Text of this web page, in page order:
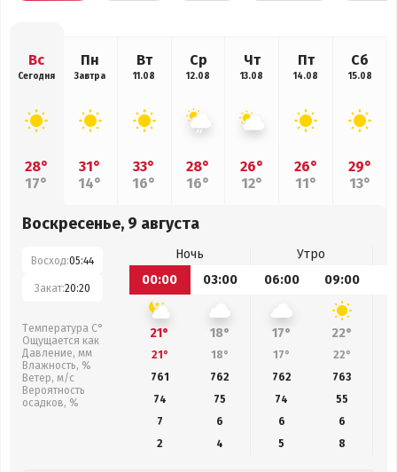
Вс
Сегодня
28°
17°
Пн
Завтра
31°
14°
Вт
11.08
33°
16°
Ср
12.08
28°
16°
Чт
13.08
26°
12°
Пт
14.08
26°
11°
Сб
15.08
29°
13°
Воскресенье, 9 августа
Восход:05:44
Закат:20:20
Температура С°
Ощущается как
Давление, мм
Влажность, %
Ветер, м/с
Вероятность
осадков, %
Ночь
Утро
00:00
03:00 06:00 09:00
21° 18° 17° 22°
21° 18° 17° 22°
761
762 762 763
74
75 74 55
7
6 6
6
2
4 5 8